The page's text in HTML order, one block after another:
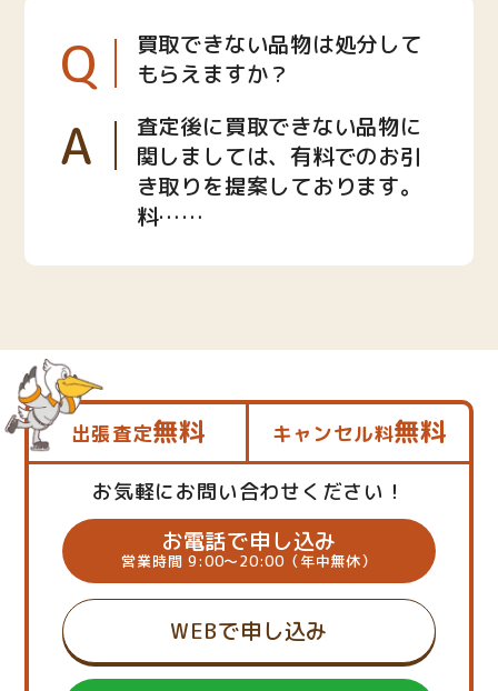
Q
買取できない品物は処分して
もらえますか？
A
査定後に買取できない品物に
関しましては、有料でのお引
き取りを提案しております。
料……
出張査定無料 キャンセル料無料
お気軽にお問い合わせください！
お電話で申し込み
営業時間 9:00～20:00（年中無休）
WEBで申し込み